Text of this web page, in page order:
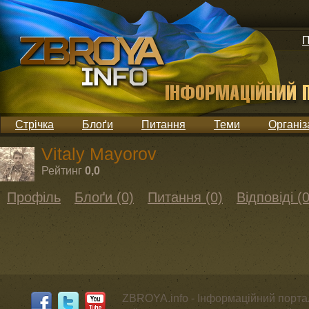
Стрічка Блоґи Питання Теми
Vitaly Mayorov
Рейтинг 0,0
Профіль Блоґи (0) Питання (0) Відповіді
ZBROYA.info - Інформаційний